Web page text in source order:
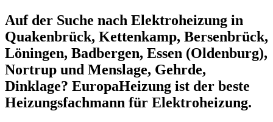
Auf der Suche nach Elektroheizung in
Quakenbrück, Kettenkamp, Bersenbrück,
Löningen, Badbergen, Essen (Oldenburg),
Nortrup und Menslage, Gehrde,
Dinklage? EuropaHeizung ist der beste
Heizungsfachmann für Elektroheizung.